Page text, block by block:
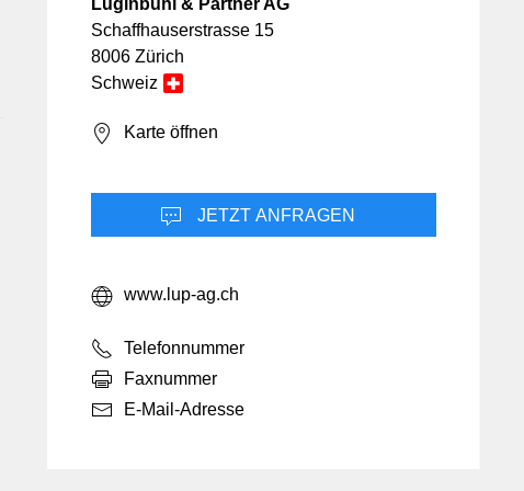
Informatik & Web
Lebensmittel
Möbel & Einrichtung
Mobilität
Schmuck & Uhren
Sicherheit
Unternehmensberatung
Luginbühl & Partner AG
Schaffhauserstrasse 15
8006 Zürich
Schweiz
Karte öffnen
JETZT ANFRAGEN
www.lup-ag.ch
Telefonnummer
Faxnummer
E-Mail-Adresse